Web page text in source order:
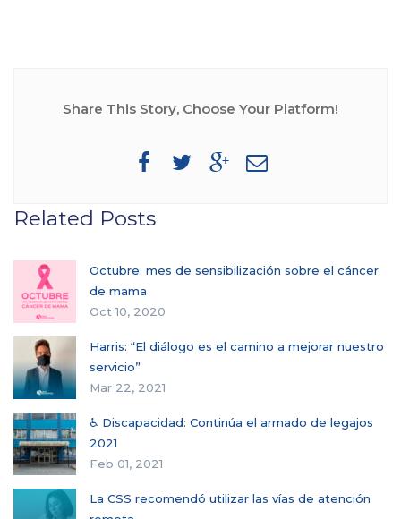
Share This Story, Choose Your Platform!
Related Posts
Octubre: mes de sensibilización sobre el cáncer
de mama
Oct 10, 2020
Harris: “El diálogo es el camino a mejorar nuestro
servicio”
Mar 22, 2021
♿ Discapacidad: Continúa el armado de legajos
2021
Feb 01, 2021
La CSS recomendó utilizar las vías de atención